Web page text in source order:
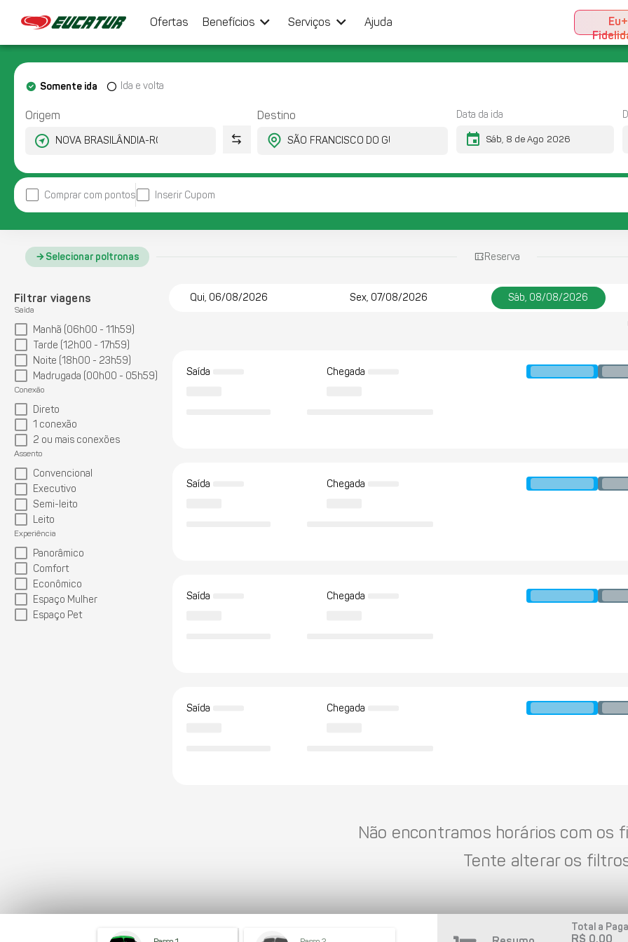
Ofertas Benefícios keyboard_arrow_down Serviços keyboard_arrow_down Ajuda
Eu+
Origem Destino
Somente ida Ida e volta
Data da ida
event
Comprar com pontos Inserir Cupom
Selecionar poltronas Reserva
Filtrar viagens
Saída
Manhã (06h00 - 11h59)
Tarde (12h00 - 17h59)
Noite (18h00 - 23h59)
Madrugada (00h00 - 05h59)
Conexão
Direto
1 conexão
2 ou mais conexões
Assento
Convencional
Executivo
Semi-leito
Leito
Experiência
Panorâmico
Comfort
Econômico
Espaço Mulher
Espaço Pet
Qui, 06/08/2026 Sex, 07/08/2026 Sáb, 08/08/2026
Saída Chegada
Saída Chegada
Saída Chegada
Saída Chegada
Não encontramos horários com os
Tente alterar os
Total a
R$ 0,00